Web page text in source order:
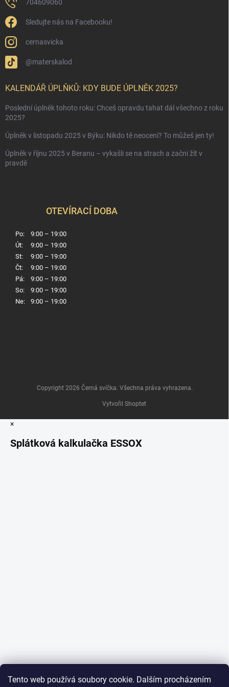
Tento web používá soubory cookie. Dalším procházením
704609060
Sledujte nás na Facebooku!
cernasvicka
@materskalod
KALENDÁŘ ÚPLŇKŮ: KDY BUDE ÚPLNĚK 2025?
Poslední úplněk tohoto roku: Chceš opravdu tahat dál všechno z roku
2025?
Úplněk v listopadu 2025 v Býku: Nikdo tě neocení? To můžeš jen ty!
Úplněk v říjnu 2025 v Beranu – vykašli se na strach a začni žít v
pravdě
OTEVÍRACÍ DOBA
Po:
9:00 – 19:00
Út:
9:00 – 19:00
St:
9:00 – 19:00
Čt:
9:00 – 19:00
Pá:
9:00 – 19:00
So:
9:00 – 19:00
Ne:
9:00 – 19:00
Vytvořil Shoptet
Copyright 2026 Černá svíčka. Všechna práva vyhrazena.
×
Splátková kalkulačka ESSOX